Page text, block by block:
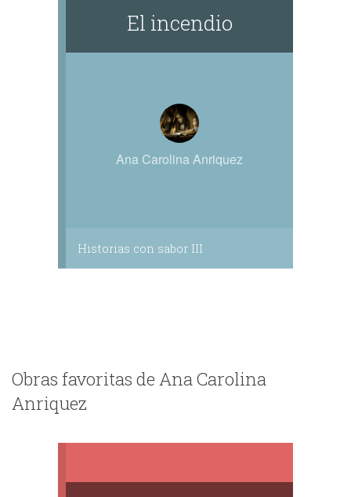
El incendio
Ana Carolina Anriquez
Historias con sabor III
Obras favoritas de Ana Carolina
Anriquez